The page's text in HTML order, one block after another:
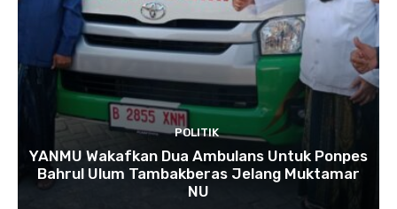
POLITIK
YANMU Wakafkan Dua Ambulans Untuk Ponpes
Bahrul Ulum Tambakberas Jelang Muktamar
NU